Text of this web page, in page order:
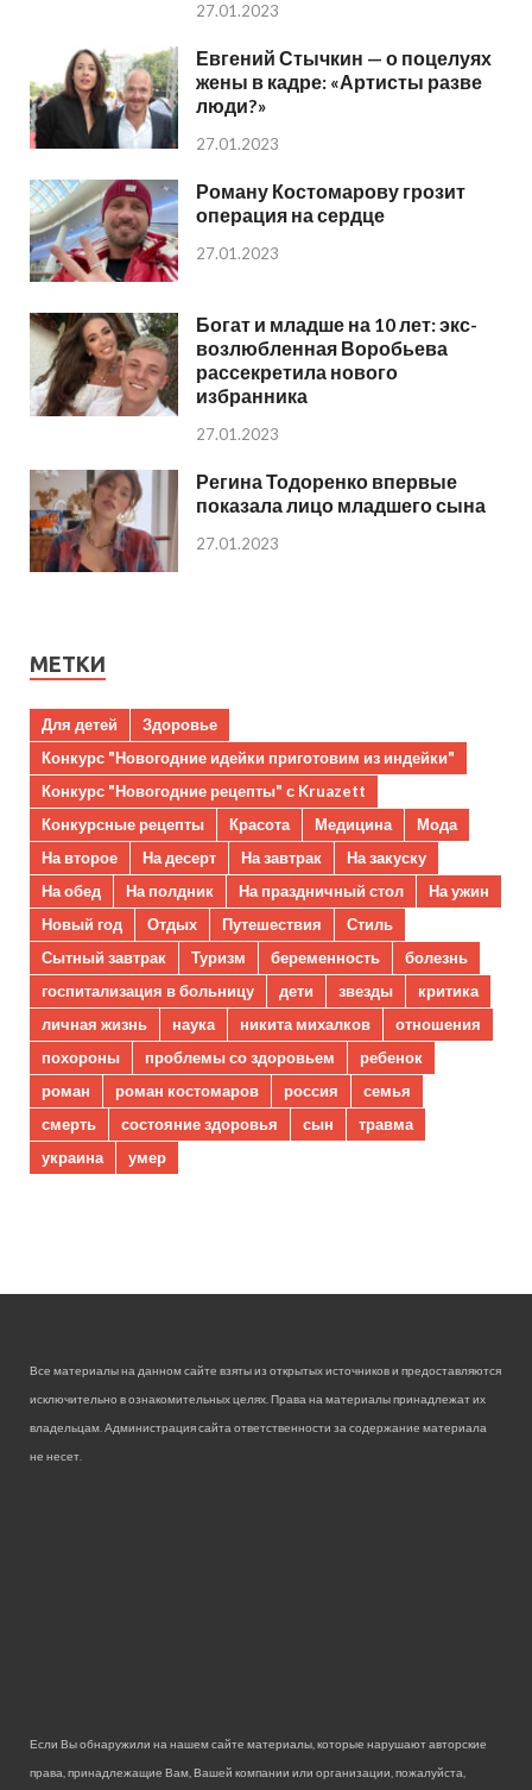
27.01.2023
Евгений Стычкин — о поцелуях
жены в кадре: «Артисты разве
люди?»
27.01.2023
Роману Костомарову грозит
операция на сердце
27.01.2023
Богат и младше на 10 лет: экс-
возлюбленная Воробьева
рассекретила нового
избранника
27.01.2023
Регина Тодоренко впервые
показала лицо младшего сына
27.01.2023
МЕТКИ
Для детей
Здоровье
Конкурс "Новогодние идейки приготовим из индейки"
Конкурс "Новогодние рецепты" с Kruazett
Конкурсные рецепты
Красота Медицина
Мода
На второе
На десерт На завтрак
На закуску
На обед
На полдник На праздничный стол
На ужин
Новый год
Отдых Путешествия
Стиль
Сытный завтрак
Туризм беременность
болезнь
госпитализация в больницу
дети звезды
критика
личная жизнь
наука никита михалков
отношения
похороны
проблемы со здоровьем
ребенок
роман
роман костомаров россия
семья
смерть
состояние здоровья сын
травма
украина
умер
Все материалы на данном сайте взяты из открытых источников и предоставляются
исключительно в ознакомительных целях. Права на материалы принадлежат их
владельцам. Администрация сайта ответственности за содержание материала
не несет.
Если Вы обнаружили на нашем сайте материалы, которые нарушают авторские
права, принадлежащие Вам, Вашей компании или организации, пожалуйста,